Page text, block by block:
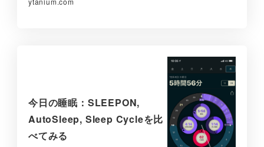
今日の睡眠：SLEEPON,
AutoSleep, Sleep Cycleを比
べてみる